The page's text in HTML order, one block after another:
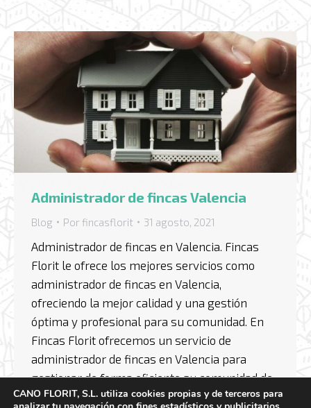
Administrador de fincas Valencia
Blog Por fincasflorit 31 agosto, 2021
Administrador de fincas en Valencia. Fincas
Florit le ofrece los mejores servicios como
administrador de fincas en Valencia,
ofreciendo la mejor calidad y una gestión
óptima y profesional para su comunidad. En
Fincas Florit ofrecemos un servicio de
administrador de fincas en Valencia para
gestionar de forma eficiente su comunidad de
vecinos, logrando una gestión…
CANO FLORIT, S.L. utiliza cookies propias y de terceros para